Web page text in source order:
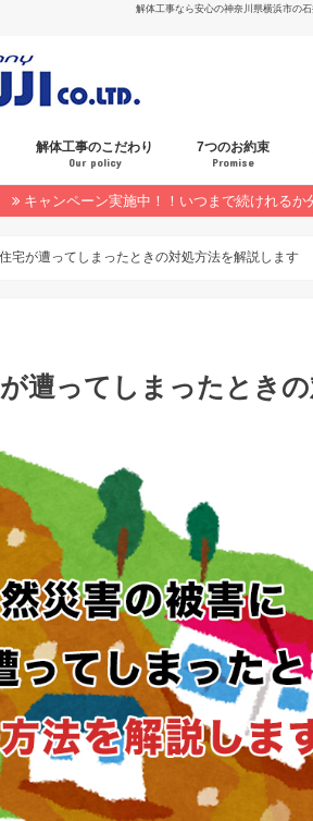
解体工事なら安心の神奈川県横浜市の
解体工事のこだわり
Our policy
7つのお約束
Promise
キャンペーン実施中！！いつまで続けれる
宅が遭ってしまったときの対処方法を解説します
遭ってしまったとき